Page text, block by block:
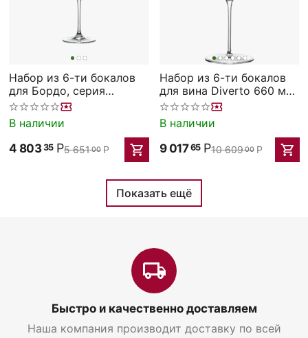
Набор из 6-ти бокалов
для Бордо, серия
Celebration, 660 мл, Rona
В наличии
4 80335 Р5 65100 Р
Набор из 6-ти бокалов
для вина Diverto 660 мл;
D=97 мм,H=240мм, Rona
В наличии
9 01765 Р10 60900 Р
Показать ещё
Быстро и качественно доставляем
Наша компания производит доставку по всей